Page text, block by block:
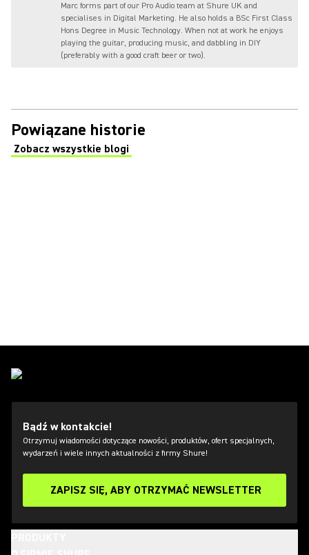
Marc forms part of our Pro Audio team at Shure UK and
specialises in Digital Marketing. He also holds a BSc First Class
Hons Degree in Music Technology. When not at work he enjoys
playing the guitar, producing music, and dabbling in DIY
(preferably with a good craft beer or two).
Powiązane historie
Zobacz wszystkie blogi
(Opens in a new tab)
Bądź w kontakcie!
Otrzymuj wiadomości dotyczące nowości, produktów, ofert specjalnych,
wydarzeń i wiele innych aktualności z firmy Shure!
ZAPISZ SIĘ, ABY OTRZYMAĆ NEWSLETTER